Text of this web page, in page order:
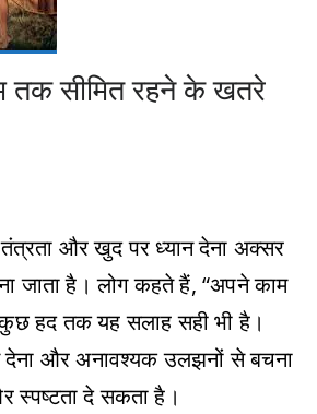
सीमित रहने के खतरे
और खुद पर ध्यान देना अक्सर
जाता है। लोग कहते हैं, “अपने काम
हद तक यह सलाह सही भी है।
देना और अनावश्यक उलझनों से बचना
स्पष्टता दे सकता है।